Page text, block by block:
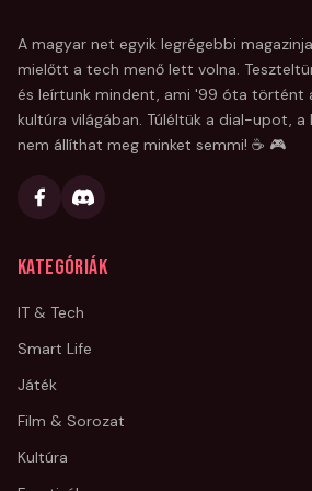
A magyar net egyik legrégebbi
mielőtt a tech menő lett volna.
és leírtunk mindent, ami '99 óta történt
kultúra világában. Túléltük a dial-upot,
nem állíthat meg minket semmi! ☕ 🎮
Kategóriák
IT & Tech
Smart Life
Játék
Film & Sorozat
Kultúra